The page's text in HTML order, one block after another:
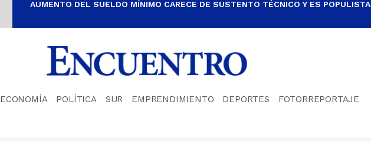
AUMENTO DEL SUELDO MÍNIMO CARECE DE SUSTENTO TÉCNICO Y ES POPULISTA
ECONOMÍA POLÍTICA SUR EMPRENDIMIENTO DEPORTES FOTORREPORTAJE